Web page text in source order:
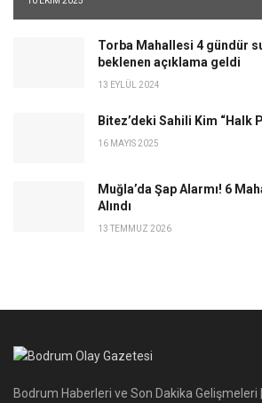
Torba Mahallesi 4 gündür
beklenen açıklama geldi
13 EYLÜL 2024
Bitez’deki Sahili Kim “Halk
16 MAYIS 2025
Muğla’da Şap Alarmı! 6
Alındı
13 TEMMUZ 2026
Bodrum Haberleri ve Son Dakika Gelişmeleri